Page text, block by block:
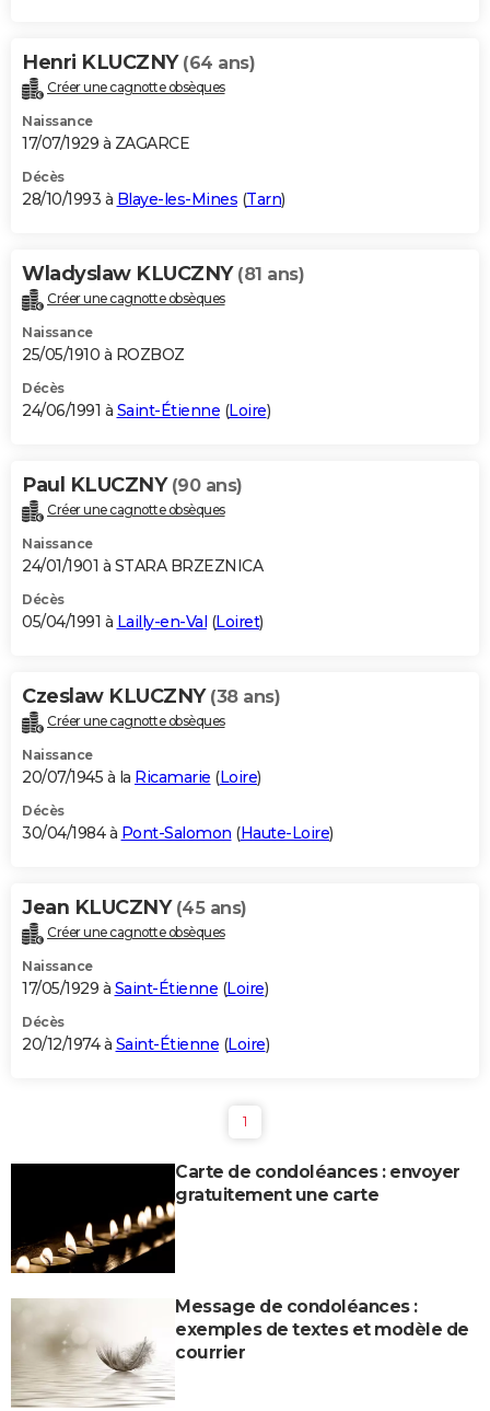
Henri KLUCZNY (64 ans)
Créer une cagnotte obsèques
Naissance
17/07/1929 à ZAGARCE
Décès
28/10/1993 à Blaye-les-Mines (Tarn)
Wladyslaw KLUCZNY (81 ans)
Créer une cagnotte obsèques
Naissance
25/05/1910 à ROZBOZ
Décès
24/06/1991 à Saint-Étienne (Loire)
Paul KLUCZNY (90 ans)
Créer une cagnotte obsèques
Naissance
24/01/1901 à STARA BRZEZNICA
Décès
05/04/1991 à Lailly-en-Val (Loiret)
Czeslaw KLUCZNY (38 ans)
Créer une cagnotte obsèques
Naissance
20/07/1945 à la Ricamarie (Loire)
Décès
30/04/1984 à Pont-Salomon (Haute-Loire)
Jean KLUCZNY (45 ans)
Créer une cagnotte obsèques
Naissance
17/05/1929 à Saint-Étienne (Loire)
Décès
20/12/1974 à Saint-Étienne (Loire)
1
Carte de condoléances : envoyer
gratuitement une carte
Message de condoléances :
exemples de textes et modèle de
courrier